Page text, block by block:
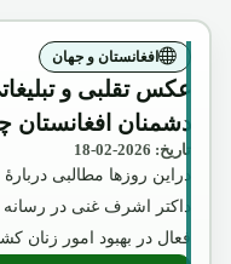
افغانستان و جهان
عکس تقلبی و
دشمنان افغانستان
تاریخ: 2026-02-18
دراین روزها مطالبی
داکتر اشرف غنی در
فعال در بهبود امور زنان